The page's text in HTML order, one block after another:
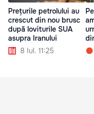
Prețurile petrolului au
crescut din nou brusc
după loviturile SUA
asupra Iranului
8 Iul. 11:25